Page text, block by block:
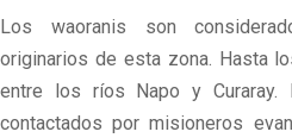
Los waoranis son
originarios de esta zona. Hasta
entre los ríos Napo y
contactados por misioneros